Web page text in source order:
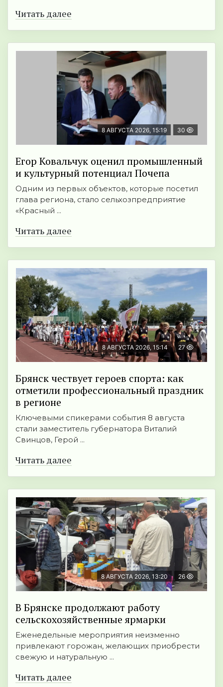
Читать далее
8 АВГУСТА 2026, 15:19 30
Егор Ковальчук оценил промышленный
и культурный потенциал Почепа
Одним из первых объектов, которые посетил
глава региона, стало сельхозпредприятие
«Красный ...
Читать далее
8 АВГУСТА 2026, 15:14 27
Брянск чествует героев спорта: как
отметили профессиональный праздник
в регионе
Ключевыми спикерами события 8 августа
стали заместитель губернатора Виталий
Свинцов, Герой ...
Читать далее
8 АВГУСТА 2026, 13:20 26
В Брянске продолжают работу
сельскохозяйственные ярмарки
Еженедельные мероприятия неизменно
привлекают горожан, желающих приобрести
свежую и натуральную ...
Читать далее